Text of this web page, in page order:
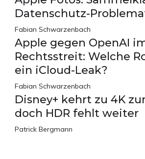
Datenschutz-
Fabian Schwarzenbach
Apple gegen OpenAI
Rechtsstreit: Welche
ein iCloud-Leak?
Fabian Schwarzenbach
Disney+ kehrt zu 4K
doch HDR fehlt weiter
Patrick Bergmann